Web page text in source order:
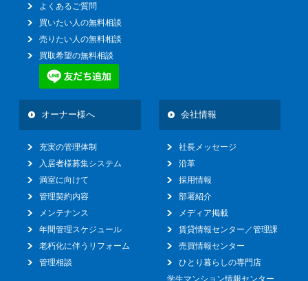
よくあるご質問
買いたい人の無料相談
売りたい人の無料相談
買取希望の無料相談
オーナー様へ
充実の管理体制
入居者様募集システム
満室に向けて
管理契約内容
メンテナンス
年間管理スケジュール
老朽化に伴うリフォーム
管理相談
会社情報
社長メッセージ
沿革
採用情報
部署紹介
メディア掲載
賃貸情報センター／管理課
売買情報センター
ひとり暮らしの専門店
学生マンション情報センター